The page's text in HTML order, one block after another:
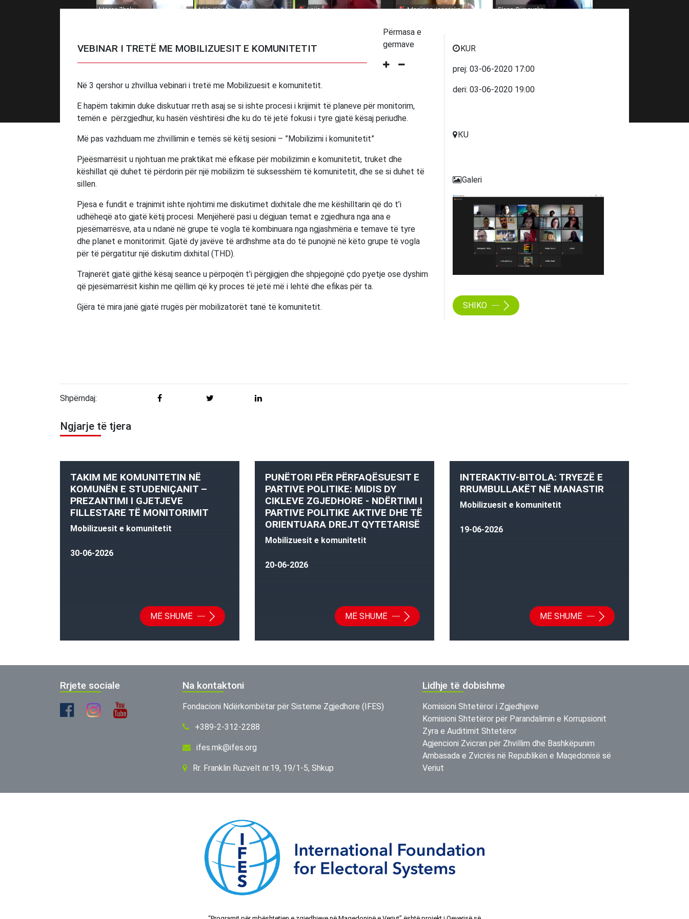
VEBINAR I TRETË ME MOBILIZUESIT E KOMUNITETIT
Përmasa e
germave
Në 3 qershor u zhvillua vebinari i tretë me Mobilizuesit e komunitetit.
E hapëm takimin duke diskutuar rreth asaj se si ishte procesi i krijimit të planeve për monitorim,
temën e përzgjedhur, ku hasën vështirësi dhe ku do të jetë fokusi i tyre gjatë kësaj periudhe.
Më pas vazhduam me zhvillimin e temës së këtij sesioni – ”Mobilizimi i komunitetit”
Pjeësmarrësit u njohtuan me praktikat më efikase për mobilizimin e komunitetit, truket dhe
këshillat që duhet të përdorin për një mobilizim të suksesshëm të komunitetit, dhe se si duhet të
sillen.
Pjesa e fundit e trajnimit ishte njohtimi me diskutimet dixhitale dhe me këshilltarin që do t’i
udhëheqë ato gjatë këtij procesi. Menjëherë pasi u dëgjuan temat e zgjedhura nga ana e
pjesëmarrësve, ata u ndanë në grupe të vogla të kombinuara nga ngjashmëria e temave të tyre
dhe planet e monitorimit. Gjatë dy javëve të ardhshme ata do të punojnë në këto grupe të vogla
për të përgatitur një diskutim dixhital (THD).
Trajnerët gjatë gjithë kësaj seance u përpoqën t’i përgjigjen dhe shpjegojnë çdo pyetje ose dyshim
që pjesëmarrësit kishin me qëllim që ky proces të jetë më i lehtë dhe efikas për ta.
Gjëra të mira janë gjatë rrugës për mobilizatorët tanë të komunitetit.
KUR
prej: 03-06-2020 17:00
deri: 03-06-2020 19:00
КU
Galeri
SHIKO
Shpërndaj:
Ngjarje të tjera
TAKIM ME KOMUNITETIN NË
KOMUNËN E STUDENIÇANIT –
PREZANTIMI I GJETJEVE
FILLESTARE TË MONITORIMIT
Mobilizuesit e komunitetit
30-06-2026
MË SHUMË
PUNËTORI PËR PËRFAQËSUESIT E
PARTIVE POLITIKE: MIDIS DY
CIKLEVE ZGJEDHORE - NDËRTIMI I
PARTIVE POLITIKE AKTIVE DHE TË
ORIENTUARA DREJT QYTETARISË
Mobilizuesit e komunitetit
20-06-2026
MË SHUMË
INTERAKTIV-BITOLA: TRYEZË E
RRUMBULLAKËT NË MANASTIR
Mobilizuesit e komunitetit
19-06-2026
MË SHUMË
Rrjete sociale Na kontaktoni
Fondacioni Ndërkombëtar për Sisteme Zgjedhore (IFES)
+389-2-312-2288
ifes.mk@ifes.org
Rr. Franklin Ruzvelt nr.19, 19/1-5, Shkup
Lidhje të dobishme
Komisioni Shtetëror i Zgjedhjeve
Komisioni Shtetëror për Parandalimin e Korrupsionit
Zyra e Auditimit Shtetëror
Agjencioni Zvicran për Zhvillim dhe Bashkëpunim
Ambasada e Zvicrës në Republikën e Maqedonisë së
Veriut